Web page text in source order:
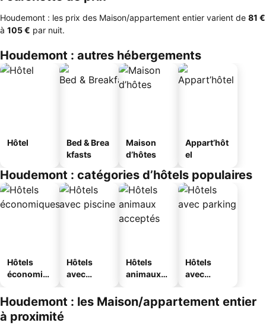
Houdemont : les prix des Maison/appartement entier varient de ‎81 €
à ‎105 € par nuit.
Houdemont : autres hébergements
Hôtel
Bed & Brea
kfasts
Maison
d’hôtes
Appart’hôt
el
Houdemont : catégories d’hôtels populaires
Hôtels
économiq
Hôtels
avec
Hôtels
animaux
Hôtels
avec
Houdemont : les Maison/appartement entier
à proximité